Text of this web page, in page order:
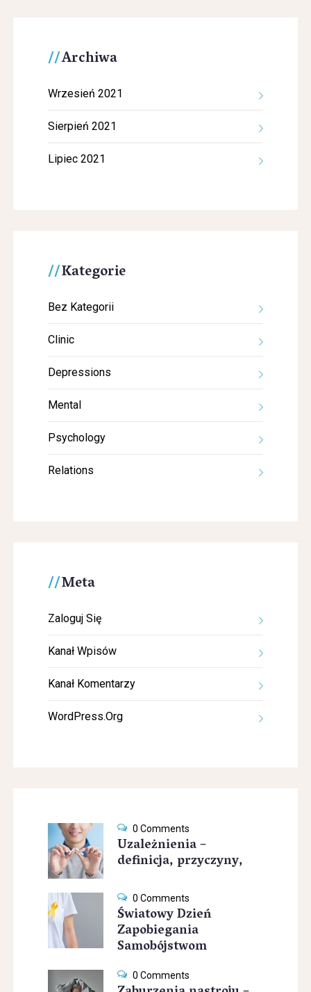
Archiwa
Wrzesień 2021
Sierpień 2021
Lipiec 2021
Kategorie
Bez Kategorii
Clinic
Depressions
Mental
Psychology
Relations
Meta
Zaloguj Się
Kanał Wpisów
Kanał Komentarzy
WordPress.org
0 Comments
Uzależnienia –
definicja, przyczyny,
0 Comments
Światowy Dzień
Zapobiegania
Samobójstwom
0 Comments